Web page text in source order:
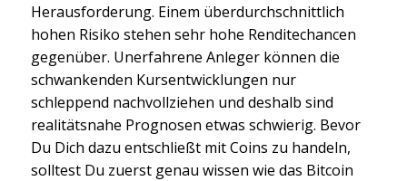
Herausforderung. Einem überdurchschnittlich
hohen Risiko stehen sehr hohe Renditechancen
gegenüber. Unerfahrene Anleger können die
schwankenden Kursentwicklungen nur
schleppend nachvollziehen und deshalb sind
realitätsnahe Prognosen etwas schwierig. Bevor
Du Dich dazu entschließt mit Coins zu handeln,
solltest Du zuerst genau wissen wie das Bitcoin